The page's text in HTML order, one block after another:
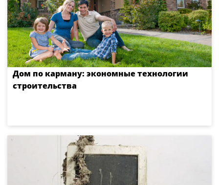
Дом по карману: экономные технологии
строительства